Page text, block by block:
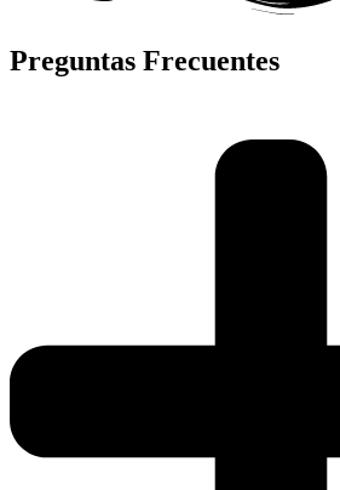
Preguntas Frecuentes